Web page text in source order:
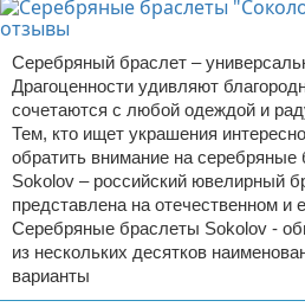
Серебряный браслет –
Драгоценности удивляют
сочетаются с любой одеждой и
Тем, кто ищет украшения
обратить внимание на
Sokolov – российский ювелирный
представлена на отечественном и
Серебряные браслеты Sokolov -
из нескольких десятков
варианты